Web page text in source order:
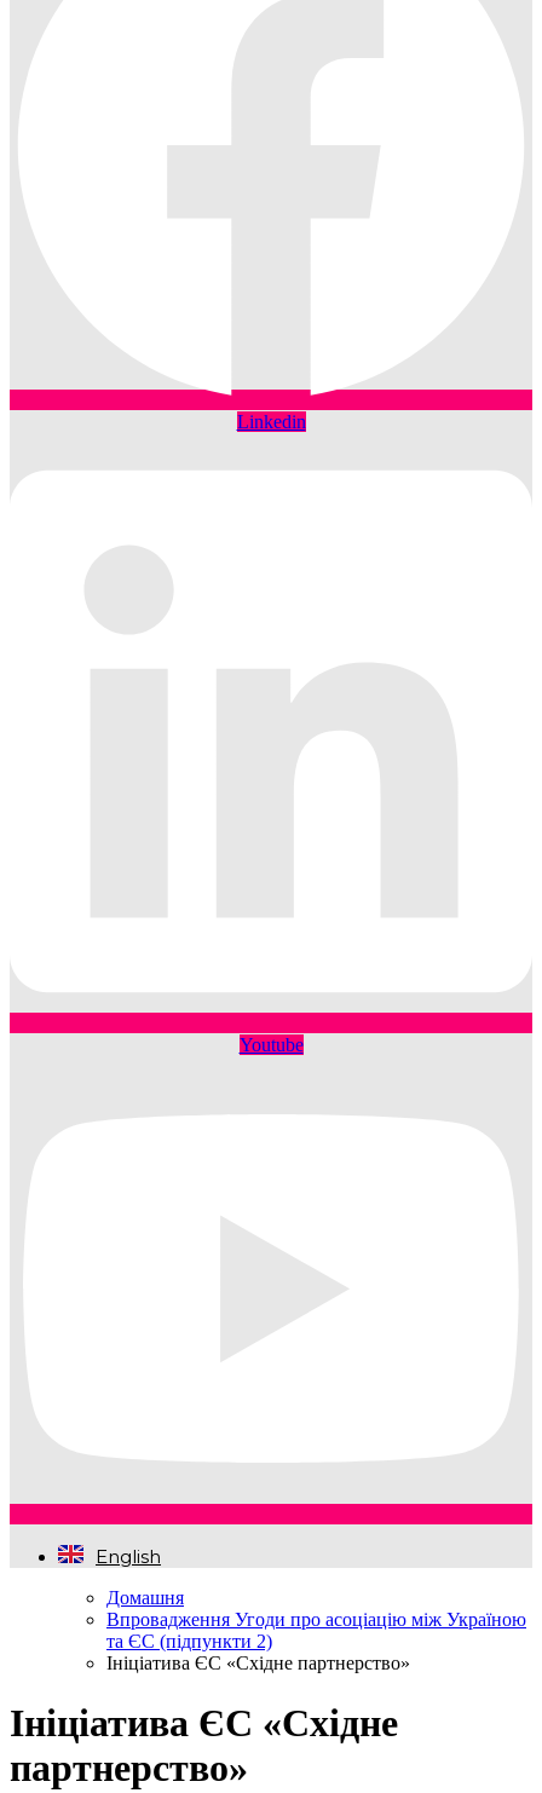
Linkedin
Youtube
English
Домашня
Впровадження Угоди про асоціацію між Україною
та ЄС (підпункти 2)
Ініціатива ЄС «Східне партнерство»
Ініціатива ЄС «Східне
партнерство»